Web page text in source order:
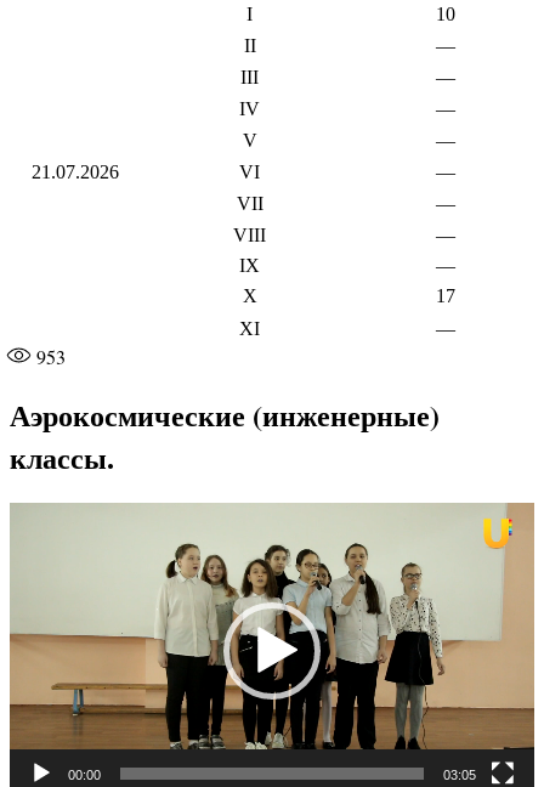
21.07.2026
I
10
II
—
III
—
IV
—
V
—
VI
—
VII
—
VIII
—
IX
—
X
17
XI
—
953
Аэрокосмические (инженерные)
классы.
00:00 03:05